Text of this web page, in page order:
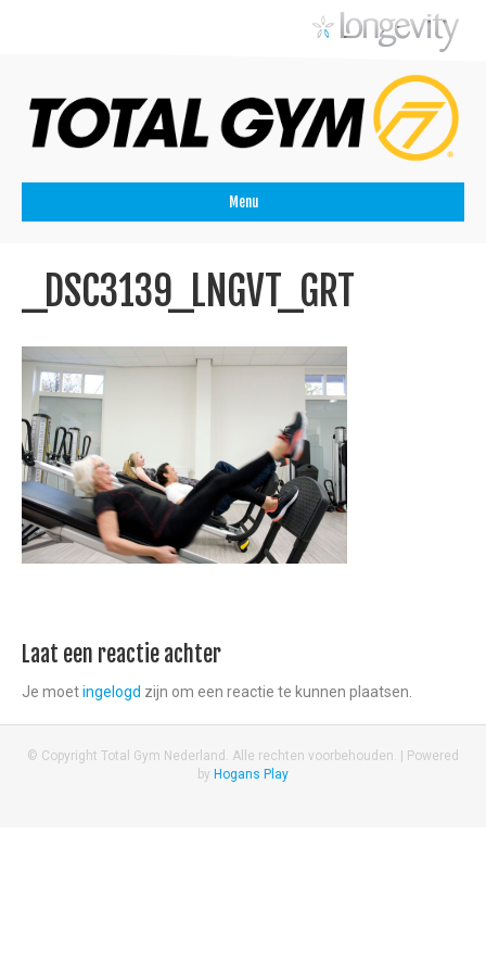
Menu
_DSC3139_LNGVT_GRT
Laat een reactie achter
Je moetingelogd zijn om een reactie te kunnen plaatsen.
© Copyright Total Gym Nederland. Alle rechten voorbehouden. | Powered
by Hogans Play